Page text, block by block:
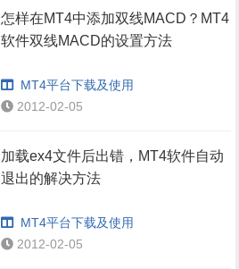
怎样在MT4中添加双线MACD？MT4
软件双线MACD的设置方法
MT4平台下载及使用
2012-02-05
加载ex4文件后出错，MT4软件自动
退出的解决方法
MT4平台下载及使用
2012-02-05